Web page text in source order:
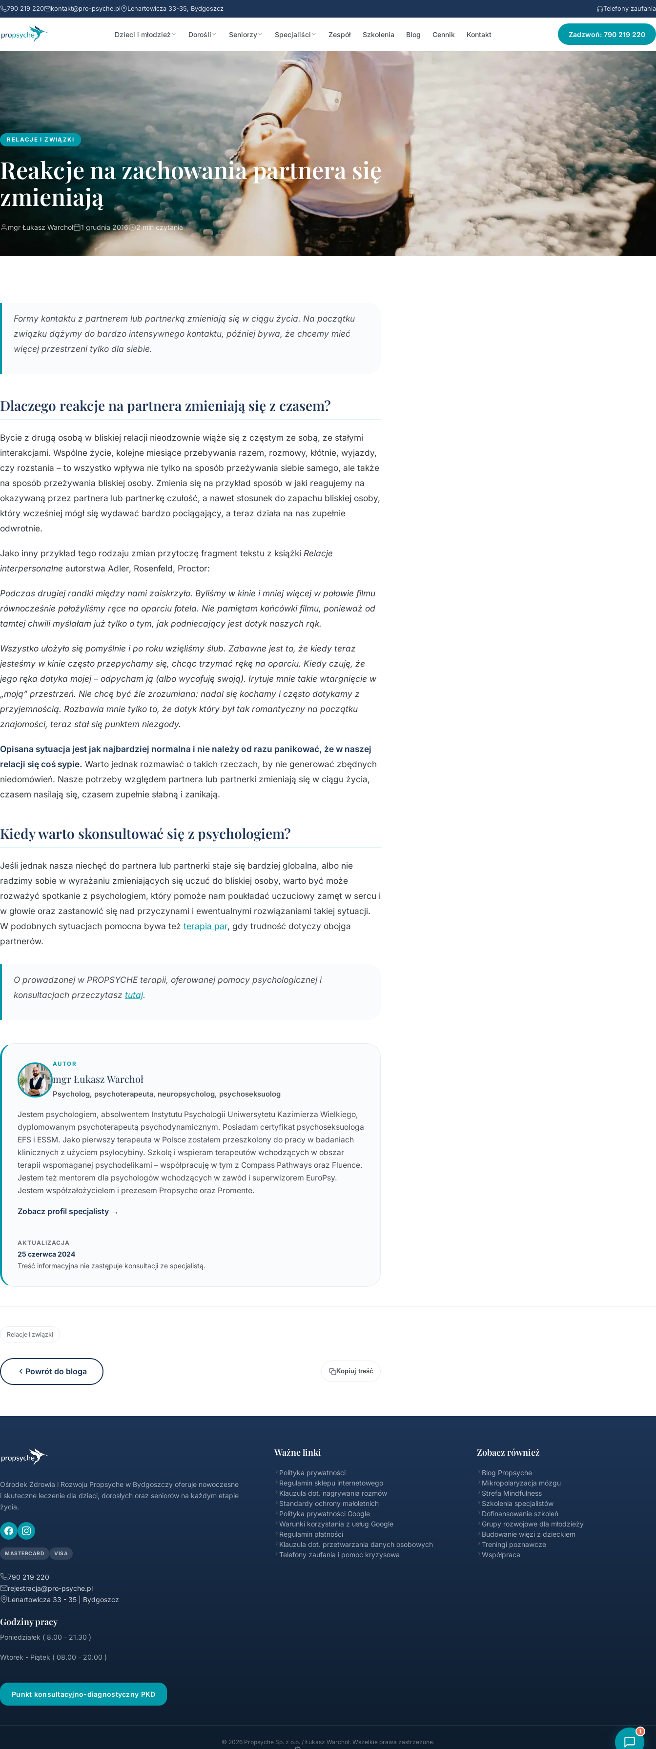
790 219 220 kontakt@pro-psyche.pl Lenartowicza 33-35, Bydgoszcz Telefony zaufania
Dzieci i młodzież Dorośli Seniorzy Specjaliści Zespół Szkolenia Blog Cennik Kontakt Zadzwoń: 790 219 220
RELACJE I ZWIĄZKI
Reakcje na zachowania partnera się
zmieniają
mgr Łukasz Warchoł 1 grudnia 2016 2 min czytania
Formy kontaktu z partnerem lub partnerką zmieniają się w ciągu życia. Na początku
związku dążymy do bardzo intensywnego kontaktu, później bywa, że chcemy mieć
więcej przestrzeni tylko dla siebie.
Dlaczego reakcje na partnera zmieniają się z czasem?
Bycie z drugą osobą w bliskiej relacji nieodzownie wiąże się z częstym ze sobą, ze stałymi
interakcjami. Wspólne życie, kolejne miesiące przebywania razem, rozmowy, kłótnie, wyjazdy,
czy rozstania – to wszystko wpływa nie tylko na sposób przeżywania siebie samego, ale także
na sposób przeżywania bliskiej osoby. Zmienia się na przykład sposób w jaki reagujemy na
okazywaną przez partnera lub partnerkę czułość, a nawet stosunek do zapachu bliskiej osoby,
który wcześniej mógł się wydawać bardzo pociągający, a teraz działa na nas zupełnie
odwrotnie.
Jako inny przykład tego rodzaju zmian przytoczę fragment tekstu z książki Relacje
interpersonalne autorstwa Adler, Rosenfeld, Proctor:
Podczas drugiej randki między nami zaiskrzyło. Byliśmy w kinie i mniej więcej w połowie filmu
równocześnie położyliśmy ręce na oparciu fotela. Nie pamiętam końcówki filmu, ponieważ od
tamtej chwili myślałam już tylko o tym, jak podniecający jest dotyk naszych rąk.
Wszystko ułożyło się pomyślnie i po roku wzięliśmy ślub. Zabawne jest to, że kiedy teraz
jesteśmy w kinie często przepychamy się, chcąc trzymać rękę na oparciu. Kiedy czuję, że
jego ręka dotyka mojej – odpycham ją (albo wycofuję swoją). Irytuje mnie takie wtargnięcie w
„moją” przestrzeń. Nie chcę być źle zrozumiana: nadal się kochamy i często dotykamy z
przyjemnością. Rozbawia mnie tylko to, że dotyk który był tak romantyczny na początku
znajomości, teraz stał się punktem niezgody.
Opisana sytuacja jest jak najbardziej normalna i nie należy od razu panikować, że w naszej
relacji się coś sypie. Warto jednak rozmawiać o takich rzeczach, by nie generować zbędnych
niedomówień. Nasze potrzeby względem partnera lub partnerki zmieniają się w ciągu życia,
czasem nasilają się, czasem zupełnie słabną i zanikają.
Kiedy warto skonsultować się z psychologiem?
Jeśli jednak nasza niechęć do partnera lub partnerki staje się bardziej globalna, albo nie
radzimy sobie w wyrażaniu zmieniających się uczuć do bliskiej osoby, warto być może
rozważyć spotkanie z psychologiem, który pomoże nam poukładać uczuciowy zamęt w sercu i
w głowie oraz zastanowić się nad przyczynami i ewentualnymi rozwiązaniami takiej sytuacji.
W podobnych sytuacjach pomocna bywa też terapia par, gdy trudność dotyczy obojga
partnerów.
O prowadzonej w PROPSYCHE terapii, oferowanej pomocy psychologicznej i
konsultacjach przeczytasz tutaj.
AUTOR
mgr Łukasz Warchoł
Psycholog, psychoterapeuta, neuropsycholog, psychoseksuolog
Jestem psychologiem, absolwentem Instytutu Psychologii Uniwersytetu Kazimierza Wielkiego,
dyplomowanym psychoterapeutą psychodynamicznym. Posiadam certyfikat psychoseksuologa
EFS i ESSM. Jako pierwszy terapeuta w Polsce zostałem przeszkolony do pracy w badaniach
klinicznych z użyciem psylocybiny. Szkolę i wspieram terapeutów wchodzących w obszar
terapii wspomaganej psychodelikami – współpracuję w tym z Compass Pathways oraz Fluence.
Jestem też mentorem dla psychologów wchodzących w zawód i superwizorem EuroPsy.
Jestem współzałożycielem i prezesem Propsyche oraz Promente.
Zobacz profil specjalisty →
AKTUALIZACJA
25 czerwca 2024
Treść informacyjna nie zastępuje konsultacji ze specjalistą.
Relacje i związki
Powrót do bloga Kopiuj treść
Ośrodek Zdrowia i Rozwoju Propsyche w Bydgoszczy oferuje nowoczesne
i skuteczne leczenie dla dzieci, dorosłych oraz seniorów na każdym etapie
życia.
MASTERCARD VISA
790 219 220
rejestracja@pro-psyche.pl
Lenartowicza 33 - 35 | Bydgoszcz
Godziny pracy
Poniedziałek ( 8.00 - 21.30 )
Wtorek - Piątek ( 08.00 - 20.00 )
Punkt konsultacyjno-diagnostyczny PKD
Ważne linki
Polityka prywatności
Regulamin sklepu internetowego
Klauzula dot. nagrywania rozmów
Standardy ochrony małoletnich
Polityka prywatności Google
Warunki korzystania z usług Google
Regulamin płatności
Klauzula dot. przetwarzania danych osobowych
Telefony zaufania i pomoc kryzysowa
Zobacz również
Blog Propsyche
Mikropolaryzacja mózgu
Strefa Mindfulness
Szkolenia specjalistów
Dofinansowanie szkoleń
Grupy rozwojowe dla młodzieży
Budowanie więzi z dzieckiem
Treningi poznawcze
Współpraca
© 2026 Propsyche Sp. z o.o. / Łukasz Warchoł. Wszelkie prawa zastrzeżone.
1
Propsyche FAQ
Online